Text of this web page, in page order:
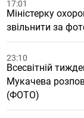
17:01
Міністерку
звільнити за
23:10
Всесвітній
Мукачева
(ФОТО)